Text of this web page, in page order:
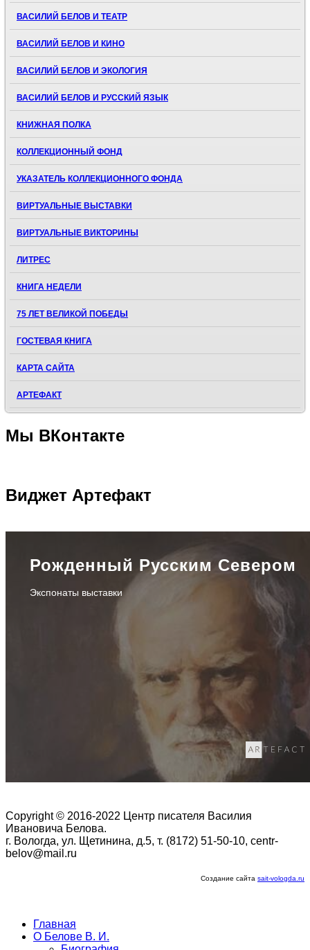
ВАСИЛИЙ БЕЛОВ И ТЕАТР
ВАСИЛИЙ БЕЛОВ И КИНО
ВАСИЛИЙ БЕЛОВ И ЭКОЛОГИЯ
ВАСИЛИЙ БЕЛОВ И РУССКИЙ ЯЗЫК
КНИЖНАЯ ПОЛКА
КОЛЛЕКЦИОННЫЙ ФОНД
УКАЗАТЕЛЬ КОЛЛЕКЦИОННОГО ФОНДА
ВИРТУАЛЬНЫЕ ВЫСТАВКИ
ВИРТУАЛЬНЫЕ ВИКТОРИНЫ
ЛИТРЕС
КНИГА НЕДЕЛИ
75 ЛЕТ ВЕЛИКОЙ ПОБЕДЫ
ГОСТЕВАЯ КНИГА
КАРТА САЙТА
АРТЕФАКТ
Мы ВКонтакте
Виджет Артефакт
Рожденный Русским Севером
Экспонаты выставки
Copyright © 2016-2022 Центр писателя Василия
Ивановича Белова.
г. Вологда, ул. Щетинина, д.5, т. (8172) 51-50-10, centr-
belov@mail.ru
Создание сайта sait-vologda.ru
Главная
О Белове В. И.